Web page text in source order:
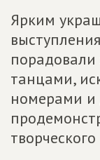
Ярким
танцами,
номерами